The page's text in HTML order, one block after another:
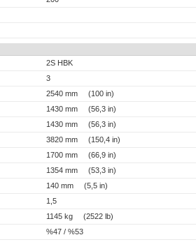
2S HBK
3
2540 mm (100 in)
1430 mm (56,3 in)
1430 mm (56,3 in)
3820 mm (150,4 in)
1700 mm (66,9 in)
1354 mm (53,3 in)
140 mm (5,5 in)
1,5
1145 kg (2522 lb)
%47 / %53